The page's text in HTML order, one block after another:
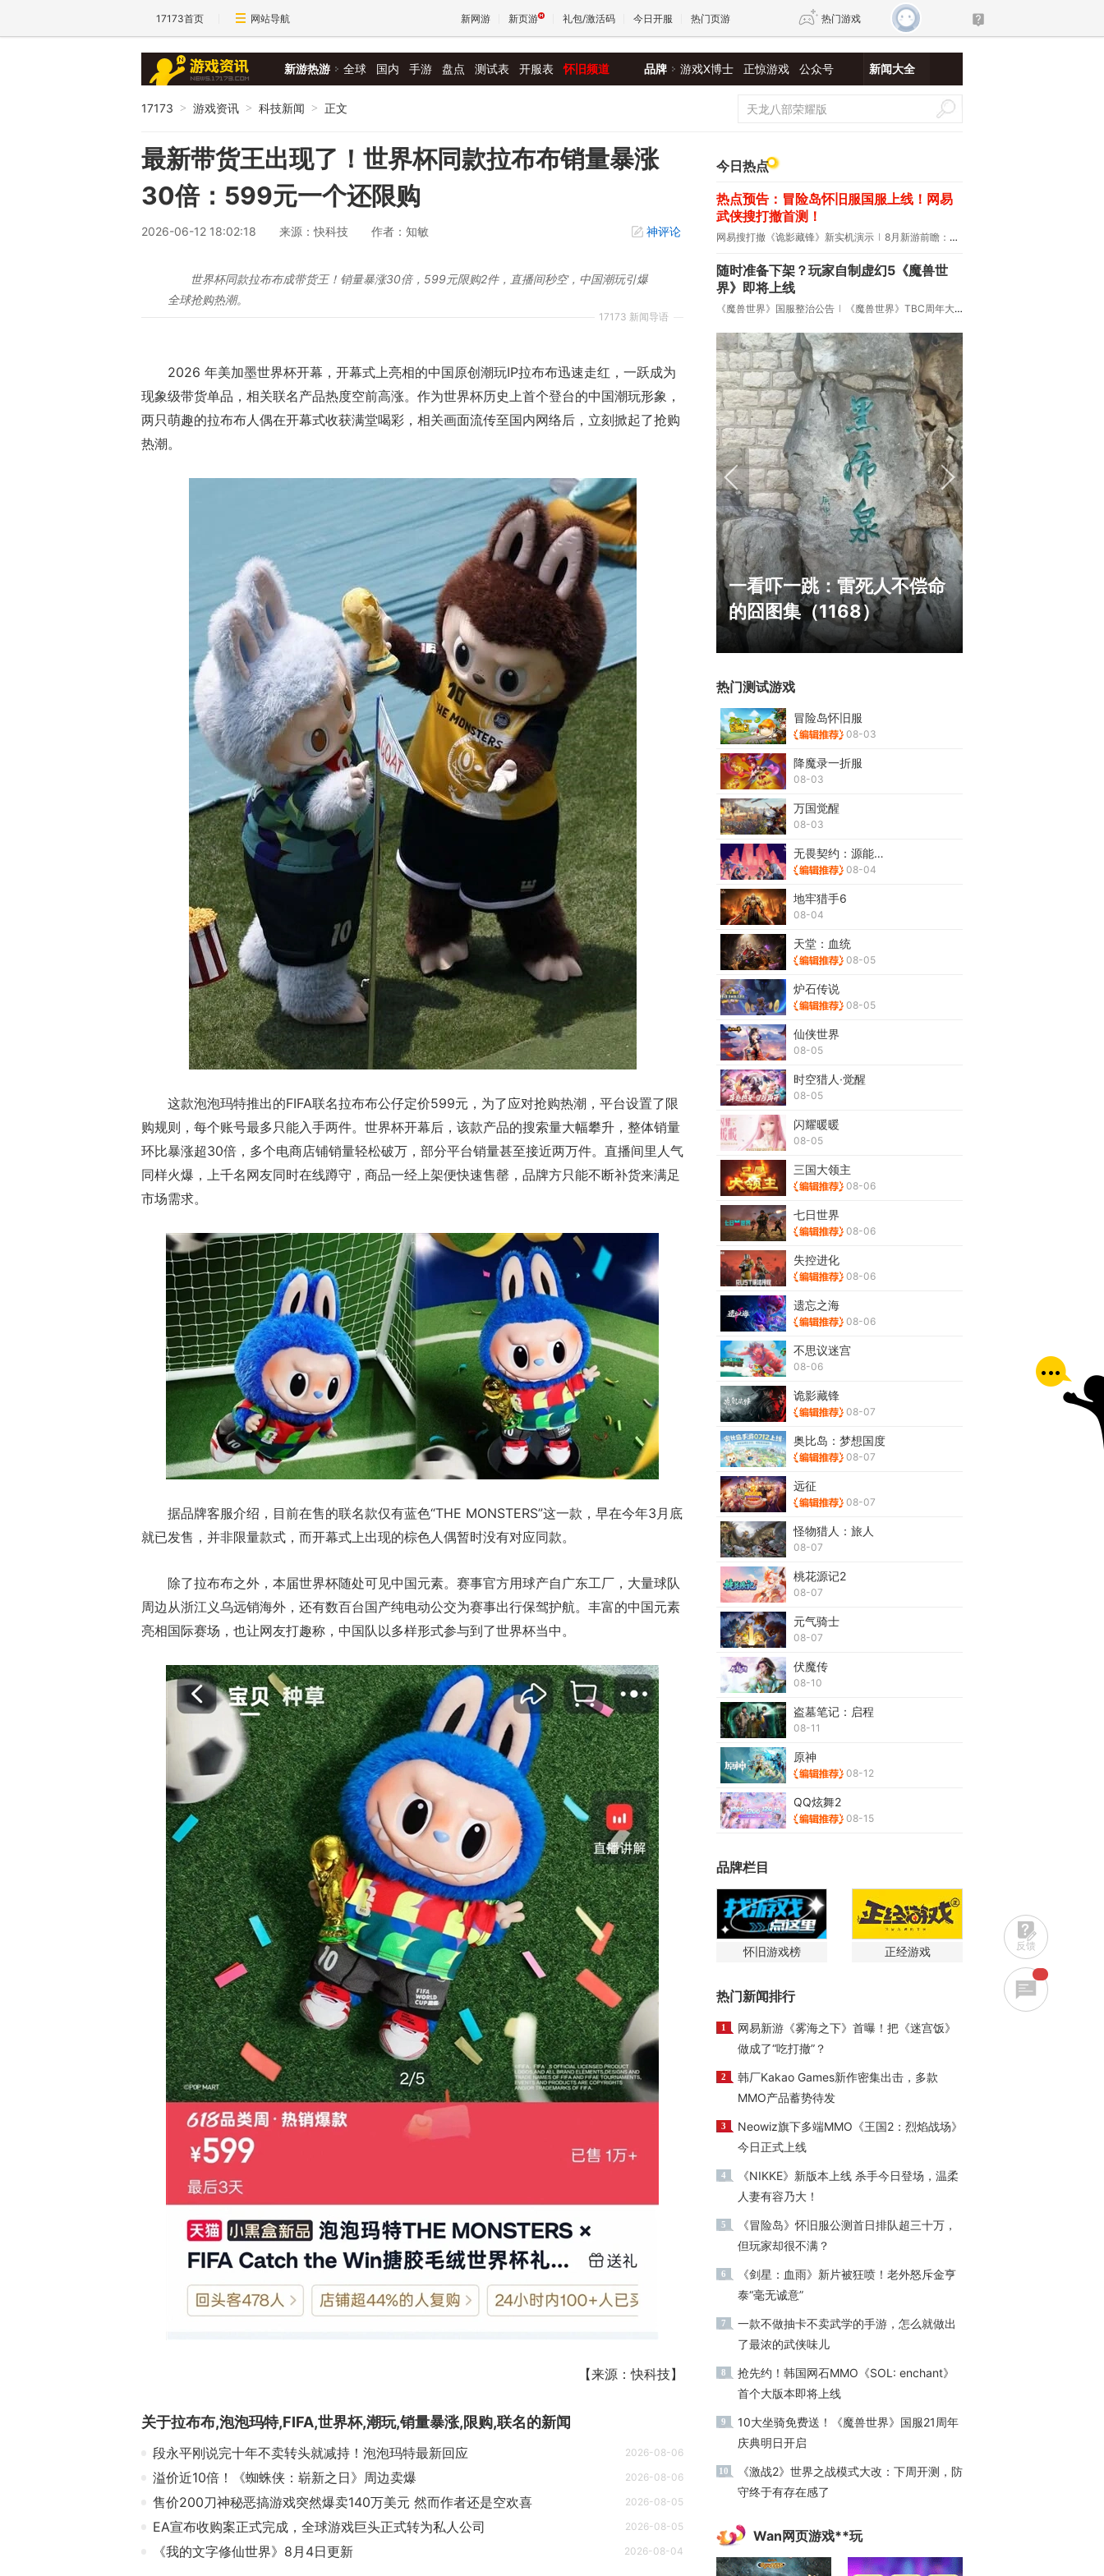
17173首页 网站导航 新网游 新页游 礼包/激活码 今日开服 热门页游 热门游戏
王权与自由 诛仙世界 仙剑世界
新游热游 全球 国内 手游 盘点 测试表 开服表 怀旧频道 品牌 游戏X博士 正惊游戏 公众号 新闻大全
17173 > 游戏资讯 > 科技新闻 > 正文
最新带货王出现了！世界杯同款拉布布销量暴涨
30倍：599元一个还限购
2026-06-12 18:02:18 来源：快科技 作者：知敏 神评论
17173 新闻导语
世界杯同款拉布布成带货王！销量暴涨30倍，599元限购2件，直播间秒空，中国潮玩引爆
全球抢购热潮。
2026 年美加墨世界杯开幕，开幕式上亮相的中国原创潮玩IP拉布布迅速走红，一跃成为
现象级带货单品，相关联名产品热度空前高涨。作为世界杯历史上首个登台的中国潮玩形象，
两只萌趣的拉布布人偶在开幕式收获满堂喝彩，相关画面流传至国内网络后，立刻掀起了抢购
热潮。
这款泡泡玛特推出的FIFA联名拉布布公仔定价599元，为了应对抢购热潮，平台设置了限
购规则，每个账号最多只能入手两件。世界杯开幕后，该款产品的搜索量大幅攀升，整体销量
环比暴涨超30倍，多个电商店铺销量轻松破万，部分平台销量甚至接近两万件。直播间里人气
同样火爆，上千名网友同时在线蹲守，商品一经上架便快速售罄，品牌方只能不断补货来满足
市场需求。
据品牌客服介绍，目前在售的联名款仅有蓝色“THE MONSTERS”这一款，早在今年3月底
就已发售，并非限量款式，而开幕式上出现的棕色人偶暂时没有对应同款。
除了拉布布之外，本届世界杯随处可见中国元素。赛事官方用球产自广东工厂，大量球队
周边从浙江义乌远销海外，还有数百台国产纯电动公交为赛事出行保驾护航。丰富的中国元素
亮相国际赛场，也让网友打趣称，中国队以多样形式参与到了世界杯当中。
【来源：快科技】
关于拉布布,泡泡玛特,FIFA,世界杯,潮玩,销量暴涨,限购,联名的新闻
段永平刚说完十年不卖转头就减持！泡泡玛特最新回应 2026-08-06
溢价近10倍！《蜘蛛侠：崭新之日》周边卖爆 2026-08-06
售价200刀神秘恶搞游戏突然爆卖140万美元 然而作者还是空欢喜 2026-08-05
EA宣布收购案正式完成，全球游戏巨头正式转为私人公司 2026-08-05
《我的文字修仙世界》8月4日更新 2026-08-04
今日热点
热点预告：冒险岛怀旧服国服上线！网易
武侠搜打撤首测！
网易搜打撤《诡影藏锋》新实机演示 8月新游前瞻：《诡秘之主》领衔
随时准备下架？玩家自制虚幻5《魔兽世
界》即将上线
《魔兽世界》国服整治公告 《魔兽世界》TBC周年大更：双经典团本回归！
一看吓一跳：雷死人不偿命
的囧图集（1168）
热门测试游戏
冒险岛怀旧服
08-03
降魔录一折服
08-03
万国觉醒
08-03
无畏契约：源能行动
08-04
地牢猎手6
08-04
天堂：血统
08-05
炉石传说
08-05
仙侠世界
08-05
时空猎人·觉醒
08-05
闪耀暖暖
08-05
三国大领主
08-06
七日世界
08-06
失控进化
08-06
遗忘之海
08-06
不思议迷宫
08-06
诡影藏锋
08-07
奥比岛：梦想国度
08-07
远征
08-07
怪物猎人：旅人
08-07
桃花源记2
08-07
元气骑士
08-07
伏魔传
08-10
盗墓笔记：启程
08-11
原神
08-12
QQ炫舞2
08-15
品牌栏目
怀旧游戏榜 正经游戏
热门新闻排行
1
网易新游《雾海之下》首曝！把《迷宫饭》
做成了“吃打撤”？
2
韩厂Kakao Games新作密集出击，多款
MMO产品蓄势待发
3
Neowiz旗下多端MMO《王国2：烈焰战场》
今日正式上线
4
《NIKKE》新版本上线 杀手今日登场，温柔
人妻有容乃大！
5
《冒险岛》怀旧服公测首日排队超三十万，
但玩家却很不满？
6
《剑星：血雨》新片被狂喷！老外怒斥金亨
泰“毫无诚意”
7
一款不做抽卡不卖武学的手游，怎么就做出
了最浓的武侠味儿
8
抢先约！韩国网石MMO《SOL: enchant》
首个大版本即将上线
9
10大坐骑免费送！《魔兽世界》国服21周年
庆典明日开启
10
《激战2》世界之战模式大改：下周开测，防
守终于有存在感了
Wan网页游戏**玩
反馈